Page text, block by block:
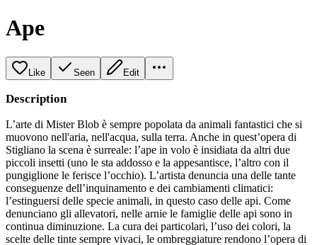
Ape
Like Seen Edit
Description
L’arte di Mister Blob è sempre popolata da animali fantastici che si
muovono nell'aria, nell'acqua, sulla terra. Anche in quest’opera di
Stigliano la scena è surreale: l’ape in volo è insidiata da altri due
piccoli insetti (uno le sta addosso e la appesantisce, l’altro con il
pungiglione le ferisce l’occhio). L’artista denuncia una delle tante
conseguenze dell’inquinamento e dei cambiamenti climatici:
l’estinguersi delle specie animali, in questo caso delle api. Come
denunciano gli allevatori, nelle arnie le famiglie delle api sono in
continua diminuzione. La cura dei particolari, l’uso dei colori, la
scelte delle tinte sempre vivaci, le ombreggiature rendono l’opera di